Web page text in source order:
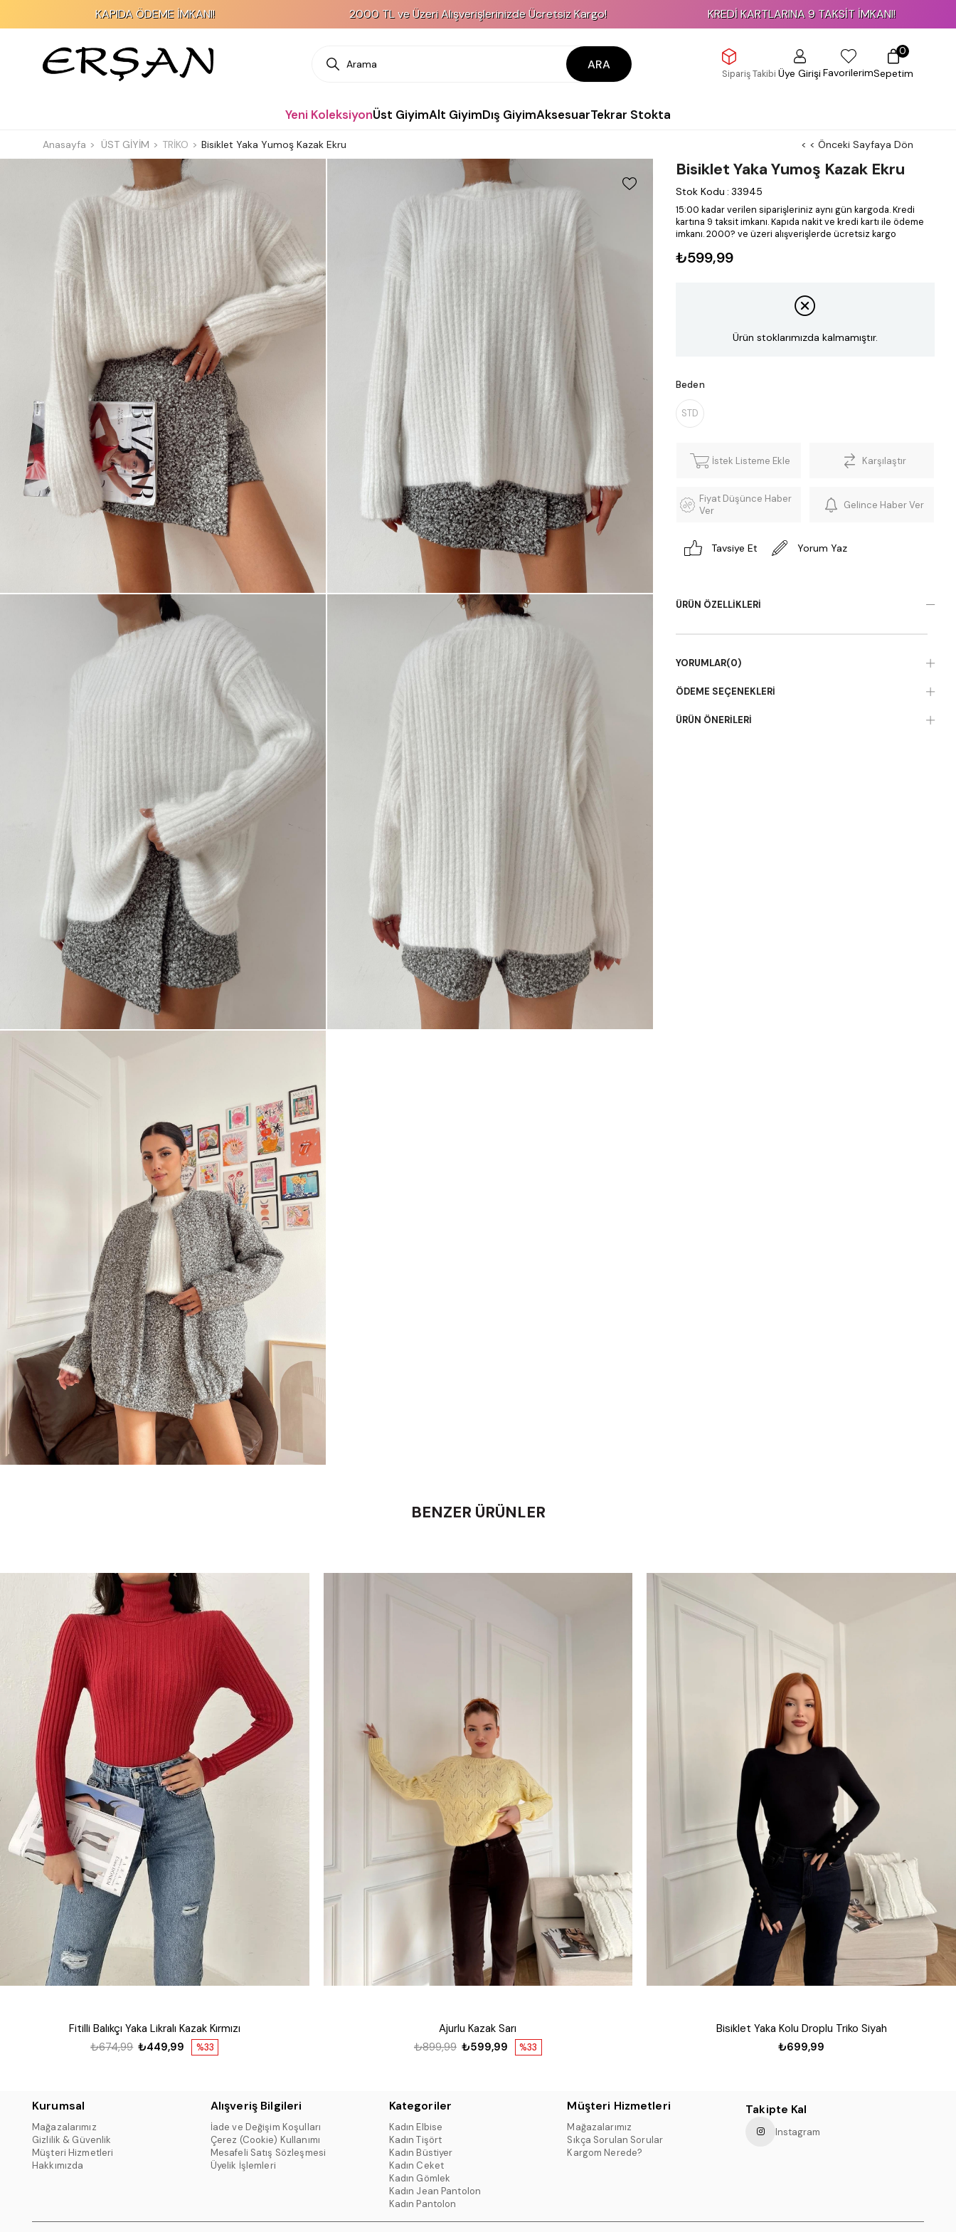
KAPIDA ÖDEME İMKANI! 2000 TL ve Üzeri Alışverişlerinizde Ücretsiz Kargo! KREDİ KARTLARINA 9 TAKSİT İMKANI!
ARA
Sipariş Takibi Üye GirişiFavorilerimSepetim
0
Yeni KoleksiyonÜst GiyimAlt GiyimDış GiyimAksesuarTekrar Stokta
Anasayfa ÜST GİYİM TRİKO Bisiklet Yaka Yumoş Kazak Ekru < < Önceki Sayfaya Dön
Bisiklet Yaka Yumoş Kazak Ekru
Stok Kodu : 33945
15:00 kadar verilen siparişleriniz aynı gün kargoda. Kredi
kartına 9 taksit imkanı. Kapıda nakit ve kredi kartı ile ödeme
imkanı. 2000? ve üzeri alışverişlerde ücretsiz kargo
₺599,99
Ürün stoklarımızda kalmamıştır.
Beden
STD
İstek Listeme Ekle Karşılaştır
Fiyat Düşünce Haber
Ver
Gelince Haber Ver
Tavsiye Et Yorum Yaz
ÜRÜN ÖZELLIKLERI
YORUMLAR(0)
ÖDEME SEÇENEKLERI
ÜRÜN ÖNERILERI
BENZER ÜRÜNLER
Fitilli Balıkçı Yaka Likralı Kazak Kırmızı
%33
₺449,99
₺674,99
Ajurlu Kazak Sarı
%33
₺599,99
₺899,99
Bisiklet Yaka Kolu Droplu Triko Siyah
₺699,99
Kurumsal
Mağazalarımız
Gizlilik & Güvenlik
Müşteri Hizmetleri
Hakkımızda
Alışveriş Bilgileri
İade ve Değişim Koşulları
Çerez (Cookie) Kullanımı
Mesafeli Satış Sözleşmesi
Üyelik İşlemleri
Kategoriler
Kadın Elbise
Kadın Tişört
Kadın Büstiyer
Kadın Ceket
Kadın Gömlek
Kadın Jean Pantolon
Kadın Pantolon
Müşteri Hizmetleri
Mağazalarımız
Sıkça Sorulan Sorular
Kargom Nerede?
Takipte Kal
Instagram